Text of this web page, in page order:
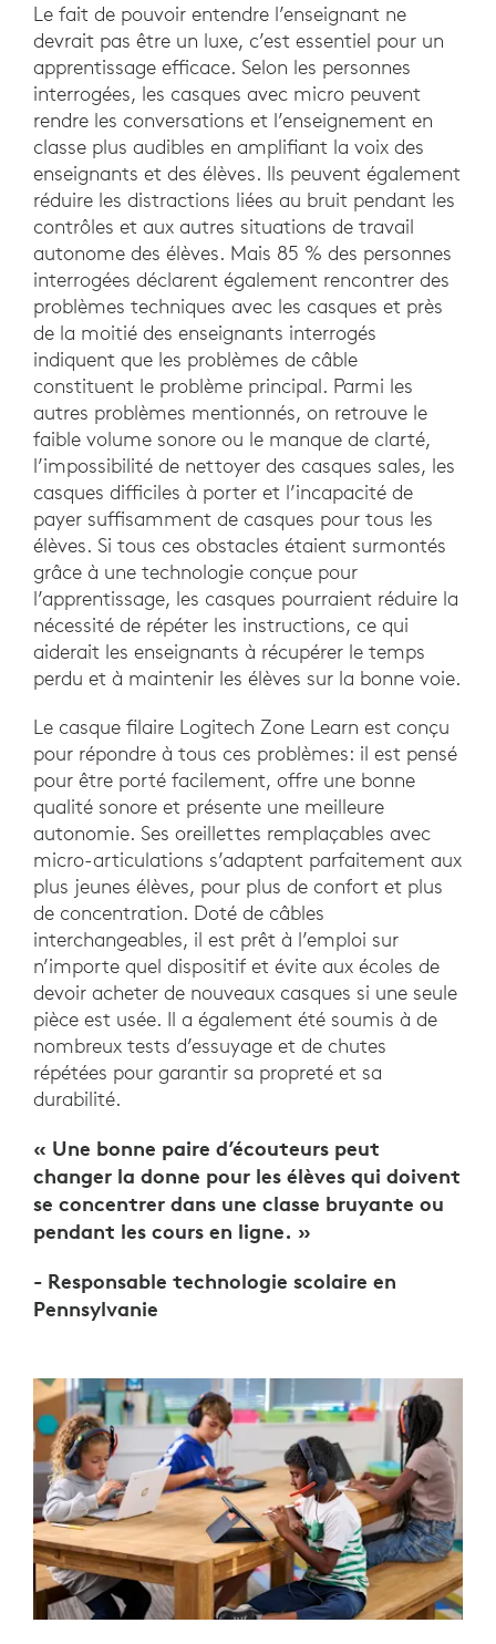
Le fait de pouvoir entendre l’enseignant ne
devrait pas être un luxe, c’est essentiel pour un
apprentissage efficace. Selon les personnes
interrogées, les casques avec micro peuvent
rendre les conversations et l’enseignement en
classe plus audibles en amplifiant la voix des
enseignants et des élèves. Ils peuvent également
réduire les distractions liées au bruit pendant les
contrôles et aux autres situations de travail
autonome des élèves. Mais 85 % des personnes
interrogées déclarent également rencontrer des
problèmes techniques avec les casques et près
de la moitié des enseignants interrogés
indiquent que les problèmes de câble
constituent le problème principal. Parmi les
autres problèmes mentionnés, on retrouve le
faible volume sonore ou le manque de clarté,
l’impossibilité de nettoyer des casques sales, les
casques difficiles à porter et l’incapacité de
payer suffisamment de casques pour tous les
élèves. Si tous ces obstacles étaient surmontés
grâce à une technologie conçue pour
l’apprentissage, les casques pourraient réduire la
nécessité de répéter les instructions, ce qui
aiderait les enseignants à récupérer le temps
perdu et à maintenir les élèves sur la bonne voie.
Le casque filaire Logitech Zone Learn est conçu
pour répondre à tous ces problèmes: il est pensé
pour être porté facilement, offre une bonne
qualité sonore et présente une meilleure
autonomie. Ses oreillettes remplaçables avec
micro-articulations s’adaptent parfaitement aux
plus jeunes élèves, pour plus de confort et plus
de concentration. Doté de câbles
interchangeables, il est prêt à l’emploi sur
n’importe quel dispositif et évite aux écoles de
devoir acheter de nouveaux casques si une seule
pièce est usée. Il a également été soumis à de
nombreux tests d’essuyage et de chutes
répétées pour garantir sa propreté et sa
durabilité.
« Une bonne paire d’écouteurs peut
changer la donne pour les élèves qui doivent
se concentrer dans une classe bruyante ou
pendant les cours en ligne. »
- Responsable technologie scolaire en
Pennsylvanie